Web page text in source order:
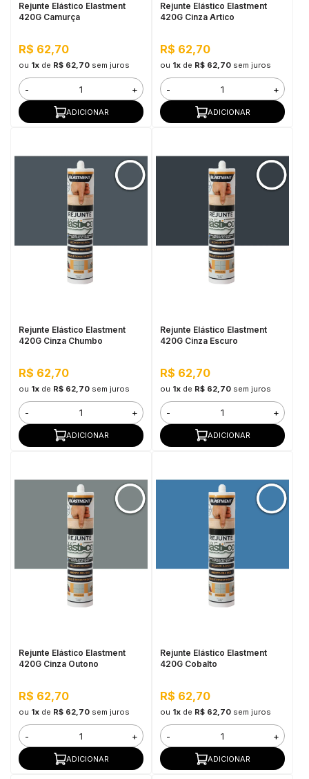
Rejunte Elástico Elastment
420G Camurça
R$ 62,70
ou 1xde R$ 62,70 sem juros
- +
ADICIONAR
Rejunte Elástico Elastment
420G Cinza Artico
R$ 62,70
ou 1xde R$ 62,70 sem juros
- +
ADICIONAR
Rejunte Elástico Elastment
420G Cinza Chumbo
R$ 62,70
ou 1xde R$ 62,70 sem juros
- +
ADICIONAR
Rejunte Elástico Elastment
420G Cinza Escuro
R$ 62,70
ou 1xde R$ 62,70 sem juros
- +
ADICIONAR
Rejunte Elástico Elastment
420G Cinza Outono
R$ 62,70
ou 1xde R$ 62,70 sem juros
- +
ADICIONAR
Rejunte Elástico Elastment
420G Cobalto
R$ 62,70
ou 1xde R$ 62,70 sem juros
- +
ADICIONAR